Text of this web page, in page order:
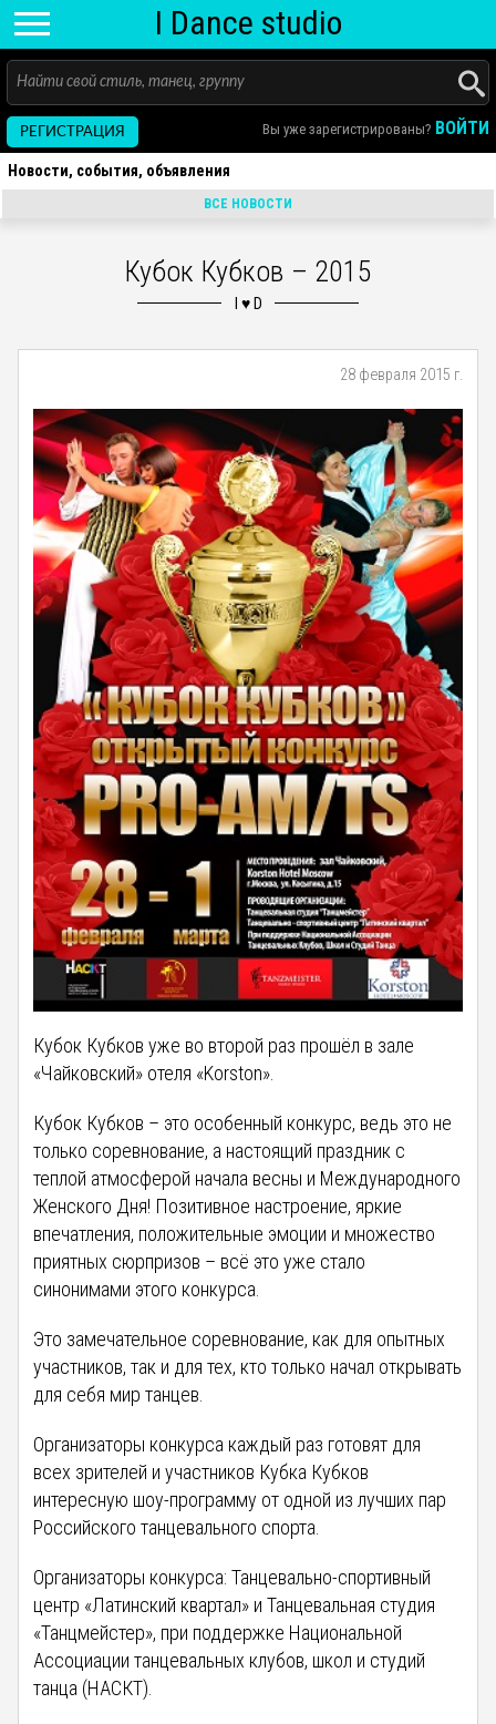
I Dance studio
Вы уже зарегистрированы? ВОЙТИ
РЕГИСТРАЦИЯ
Новости, события, объявления
ВСЕ НОВОСТИ
Кубок Кубков – 2015
28 февраля 2015 г.
Кубок Кубков уже во второй раз прошёл в зале
«Чайковский» отеля «Korston».
Кубок Кубков – это особенный конкурс, ведь это не
только соревнование, а настоящий праздник с
теплой атмосферой начала весны и Международного
Женского Дня! Позитивное настроение, яркие
впечатления, положительные эмоции и множество
приятных сюрпризов – всё это уже стало
синонимами этого конкурса.
Это замечательное соревнование, как для опытных
участников, так и для тех, кто только начал открывать
для себя мир танцев.
Организаторы конкурса каждый раз готовят для
всех зрителей и участников Кубка Кубков
интересную шоу-программу от одной из лучших пар
Российского танцевального спорта.
Организаторы конкурса: Танцевально-спортивный
центр «Латинский квартал» и Танцевальная студия
«Танцмейстер», при поддержке Национальной
Ассоциации танцевальных клубов, школ и студий
танца (НАСКТ).